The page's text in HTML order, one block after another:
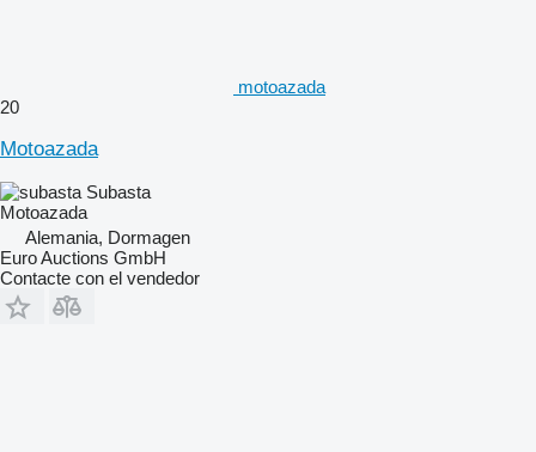
motoazada
20
Motoazada
Subasta
Motoazada
Alemania, Dormagen
Euro Auctions GmbH
Contacte con el vendedor